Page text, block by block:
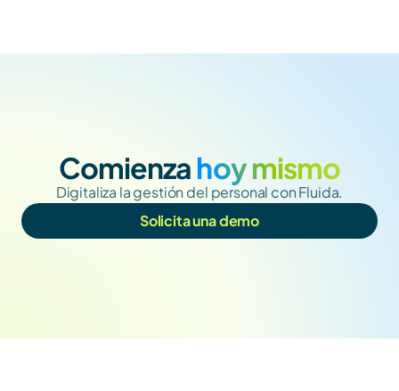
Comienza hoy mismo
Digitaliza la gestión del personal con Fluida.
Solicita una demo